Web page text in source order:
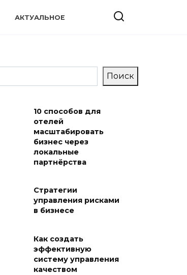
АКТУАЛЬНОЕ
Поиск
10 способов для
отелей
масштабировать
бизнес через
локальные
партнёрства
Стратегии
управления рисками
в бизнесе
Как создать
эффективную
систему управления
качеством